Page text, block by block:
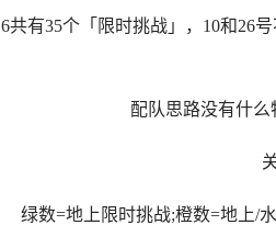
共有35个「限时挑战」，10和26
配队思路没有什么
绿数=地上限时挑战;橙数=地上/